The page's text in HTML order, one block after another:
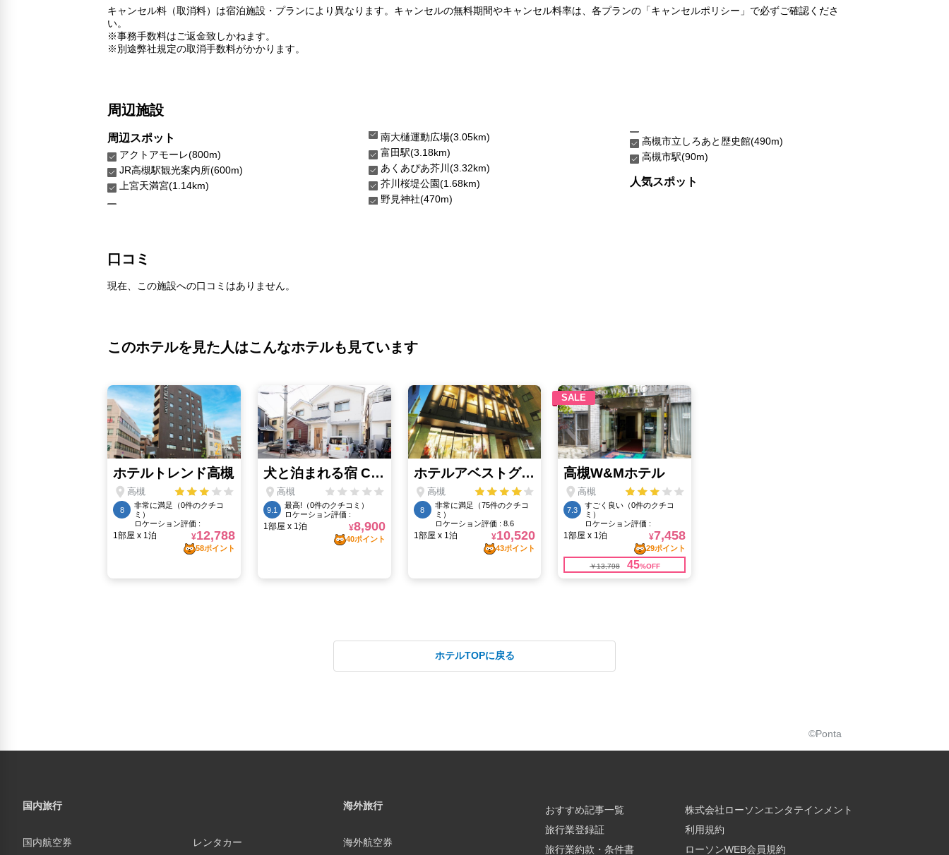
キャンセル料（取消料）は宿泊施設・プランにより異なります。キャンセルの無料期間やキャンセル料率は、各プランの「キャンセルポリシー」で必ずご確認くださ
い。
※事務手数料はご返金致しかねます。
※別途弊社規定の取消手数料がかかります。
周辺施設
周辺スポット
アクトアモーレ(800m)
JR高槻駅観光案内所(600m)
上宮天満宮(1.14km)
南大樋運動広場(3.05km)
富田駅(3.18km)
あくあぴあ芥川(3.32km)
芥川桜堤公園(1.68km)
野見神社(470m)
高槻市立しろあと歴史館(490m)
高槻市駅(90m)
人気スポット
口コミ
現在、この施設への口コミはありません。
このホテルを見た人はこんなホテルも見ています
ホテルTOPに戻る
©Ponta
国内旅行
国内航空券 レンタカー
海外旅行
海外航空券
おすすめ記事一覧
旅行業登録証
旅行業約款・条件書
株式会社ローソンエンタテインメント
利用規約
ローソンWEB会員規約